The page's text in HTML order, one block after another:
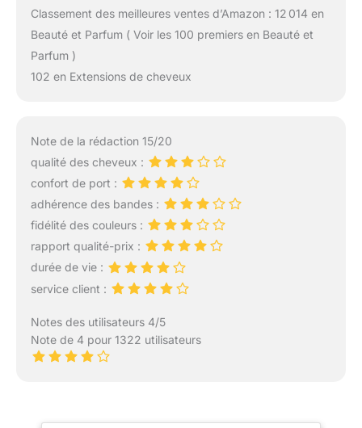
Classement des meilleures ventes d’Amazon : 12 014 en
Beauté et Parfum ( Voir les 100 premiers en Beauté et
Parfum )
102 en Extensions de cheveux
Note de la rédaction 15/20
qualité des cheveux :
confort de port :
adhérence des bandes :
fidélité des couleurs :
rapport qualité-prix :
durée de vie :
service client :
Notes des utilisateurs 4/5
Note de 4 pour 1322 utilisateurs